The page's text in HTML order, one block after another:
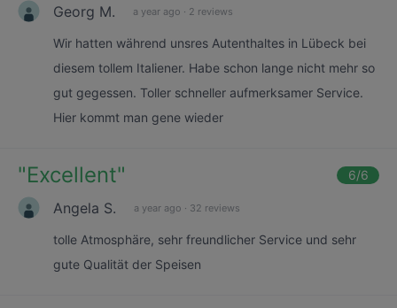
Georg M. a year ago · 2 reviews
Wir hatten während unsres Autenthaltes in Lübeck bei
diesem tollem Italiener. Habe schon lange nicht mehr so
gut gegessen. Toller schneller aufmerksamer Service.
Hier kommt man gene wieder
"Excellent" 6/6
Angela S. a year ago · 32 reviews
tolle Atmosphäre, sehr freundlicher Service und sehr
gute Qualität der Speisen